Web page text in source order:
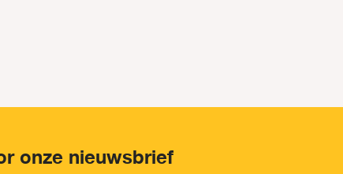
onze nieuwsbrief